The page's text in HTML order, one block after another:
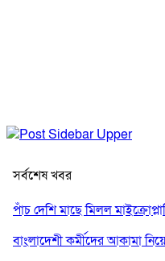
সর্বশেষ খবর
পাঁচ দেশি মাছে মিলল
বাংলাদেশী কর্মীদের আকামা